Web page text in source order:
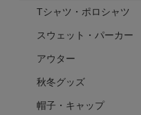
Tシャツ・ポロシャツ
スウェット・パーカー
アウター
秋冬グッズ
帽子・キャップ